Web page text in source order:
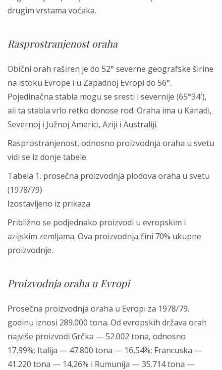
drugim vrstama voćaka.
Rasprostranjenost oraha
Obični orah raširen je do 52° severne geografske širine
na istoku Evrope i u Zapadnoj Evropi do 56°.
Pojedinačna stabla mogu se sresti i severnije (65°34′),
ali ta stabla vrlo retko donose rod. Oraha ima u Kanadi,
Severnoj i Južnoj Americi, Aziji i Australiji.
Rasprostranjenost, odnosno proizvodnja oraha u svetu
vidi se iz donje tabele.
Tabela 1. prosečna proizvodnja plodova oraha u svetu
(1978/79)
Izostavljeno iz prikaza
Približno se podjednako proizvodi u evropskim i
azijskim zemljama. Ova proizvodnja čini 70% ukupne
proizvodnje.
Proizvodnja oraha u Evropi
Prosečna proizvodnja oraha u Evropi za 1978/79.
godinu iznosi 289.000 tona. Od evropskih država orah
najviše proizvodi Grčka — 52.002 tona, odnosno
17,99%; Italija — 47.800 tona — 16,54%; Francuska —
41.220 tona — 14,26% i Rumunija — 35.714 tona —